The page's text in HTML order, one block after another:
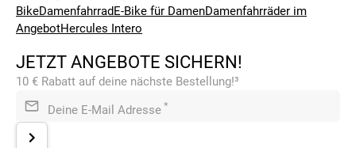
BikeDamenfahrradE-Bike für DamenDamenfahrräder im
AngebotHercules Intero
JETZT ANGEBOTE SICHERN!
10 € Rabatt auf deine nächste Bestellung!³
Deine E-Mail Adresse *